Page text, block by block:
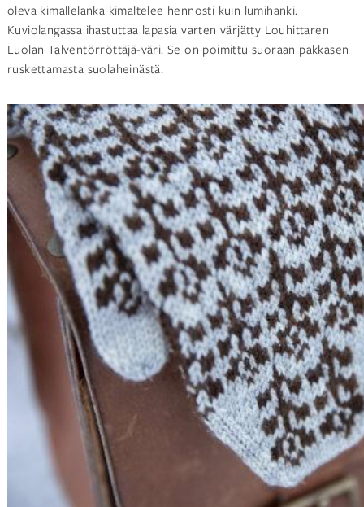
oleva kimallelanka kimaltelee hennosti kuin lumihanki.
Kuviolangassa ihastuttaa lapasia varten värjätty Louhittaren
Luolan Talventörröttäjä-väri. Se on poimittu suoraan pakkasen
ruskettamasta suolaheinästä.